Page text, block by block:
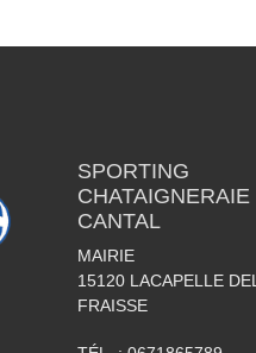
SPORTING
CHATAIGNERAIE
CANTAL
MAIRIE
15120 LACAPELLE DEL
FRAISSE